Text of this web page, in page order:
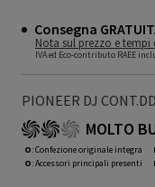
Consegna
Nota sul prezzo e tempi
IVA ed Eco-contributo RAEE
PIONEER DJ
MOLTO
O: Confezione originale integra
O: Accessori principali presenti